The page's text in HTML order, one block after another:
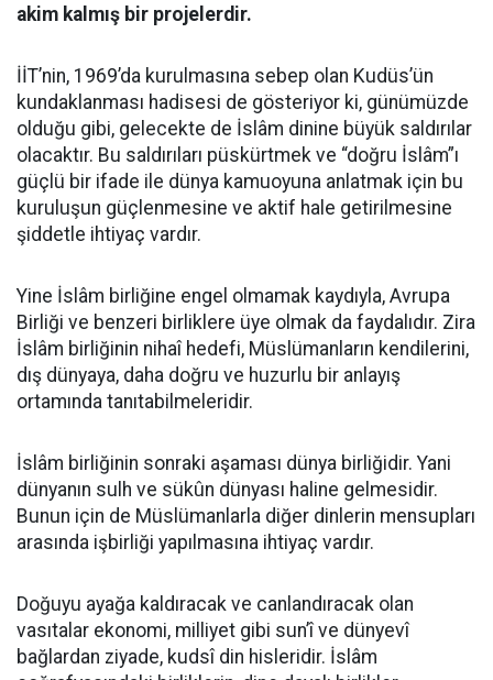
akim kalmış bir projelerdir.
İİT’nin, 1969’da kurulmasına sebep olan Kudüs’ün
kundaklanması hadisesi de gösteriyor ki, günümüzde
olduğu gibi, gelecekte de İslâm dinine büyük saldırılar
olacaktır. Bu saldırıları püskürtmek ve “doğru İslâm”ı
güçlü bir ifade ile dünya kamuoyuna anlatmak için bu
kuruluşun güçlenmesine ve aktif hale getirilmesine
şiddetle ihtiyaç vardır.
Yine İslâm birliğine engel olmamak kaydıyla, Avrupa
Birliği ve benzeri birliklere üye olmak da faydalıdır. Zira
İslâm birliğinin nihaî hedefi, Müslümanların kendilerini,
dış dünyaya, daha doğru ve huzurlu bir anlayış
ortamında tanıtabilmeleridir.
İslâm birliğinin sonraki aşaması dünya birliğidir. Yani
dünyanın sulh ve sükûn dünyası haline gelmesidir.
Bunun için de Müslümanlarla diğer dinlerin mensupları
arasında işbirliği yapılmasına ihtiyaç vardır.
Doğuyu ayağa kaldıracak ve canlandıracak olan
vasıtalar ekonomi, milliyet gibi sun’î ve dünyevî
bağlardan ziyade, kudsî din hisleridir. İslâm